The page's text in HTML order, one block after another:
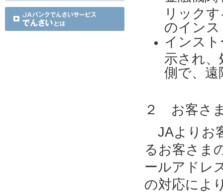
リック
のイン
インス
示され
側で、遠
２ お客さ
JAよりお
るお客さま
ールアドレ
の対応によ